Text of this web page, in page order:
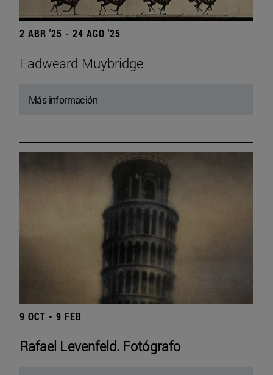
2 ABR '25 - 24 AGO '25
Eadweard Muybridge
Más información
9 OCT - 9 FEB
Rafael Levenfeld. Fotógrafo